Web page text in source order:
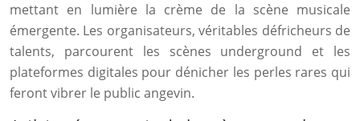
mettant en lumière la crème de la scène musicale
émergente. Les organisateurs, véritables défricheurs de
talents, parcourent les scènes underground et les
plateformes digitales pour dénicher les perles rares qui
feront vibrer le public angevin.